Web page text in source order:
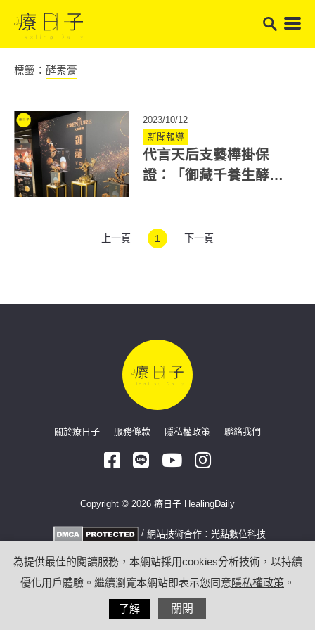
標籤： 酵素膏
2023/10/12
新聞報導
代言天后支藝樺掛保
證：「御藏千養生酵素
上一頁 1 下一頁
關於療日子 服務條款 隱私權政策 聯絡我們
Copyright © 2026 療日子 HealingDaily
/ 網站技術合作： 光點數位科技
為提供最佳的閱讀服務，本網站採用cookies分析技術，以持續
優化用戶體驗。繼續瀏覽本網站即表示您同意隱私權政策 。
了解 關閉